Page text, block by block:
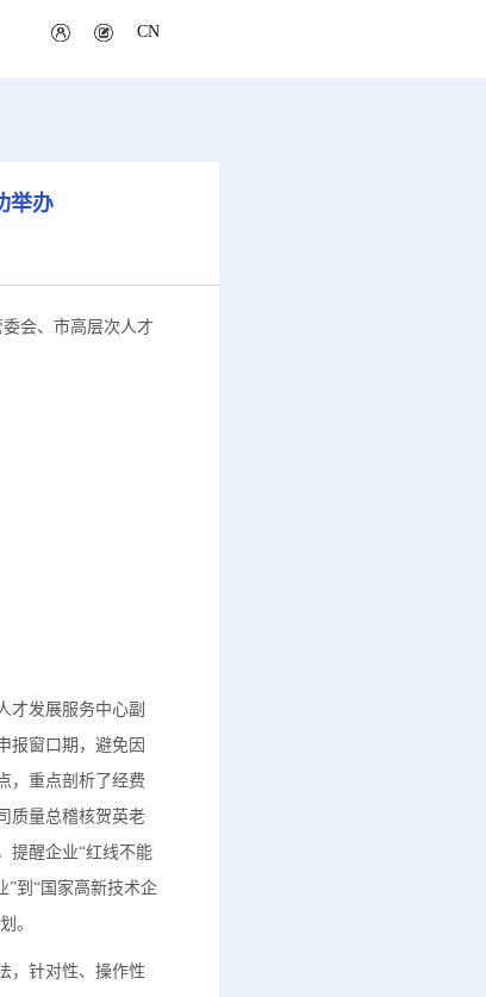
CN
举办
会、市高层次人才
才发展服务中心副
报窗口期，避免因
，重点剖析了经费
质量总稽核贺英老
提醒企业“红线不能
”到“国家高新技术企
。
，针对性、操作性